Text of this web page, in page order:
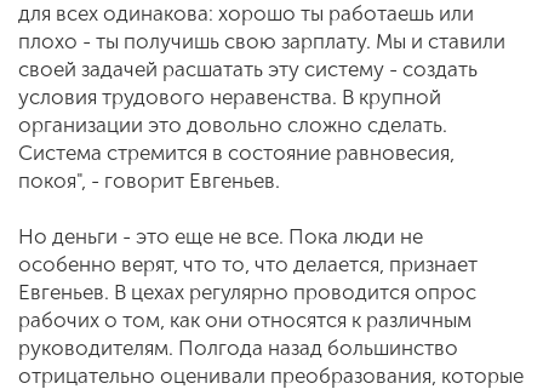
для всех одинакова: хорошо ты работаешь или
плохо - ты получишь свою зарплату. Мы и ставили
своей задачей расшатать эту систему - создать
условия трудового неравенства. В крупной
организации это довольно сложно сделать.
Система стремится в состояние равновесия,
покоя", - говорит Евгеньев.
Но деньги - это еще не все. Пока люди не
особенно верят, что то, что делается, признает
Евгеньев. В цехах регулярно проводится опрос
рабочих о том, как они относятся к различным
руководителям. Полгода назад большинство
отрицательно оценивали преобразования, которые